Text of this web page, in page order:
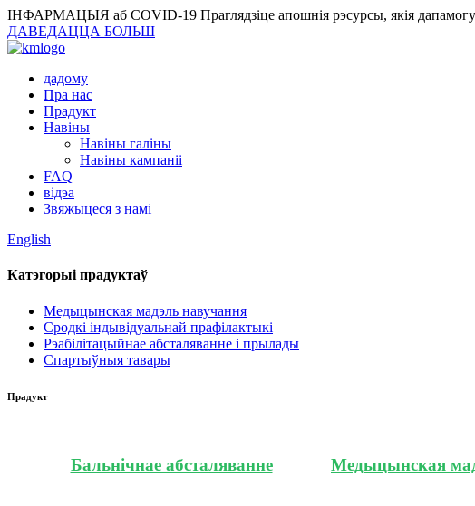
ІНФАРМАЦЫЯ аб COVID-19 Праглядзіце апошнія рэсурсы, якія
ДАВЕДАЦЦА БОЛЬШ
дадому
Пра нас
Прадукт
Навіны
Навіны галіны
Навіны кампаніі
FAQ
відэа
Звяжыцеся з намі
English
Катэгорыі прадуктаў
Медыцынская мадэль навучання
Сродкі індывідуальнай прафілактыкі
Рэабілітацыйнае абсталяванне і прылады
Спартыўныя тавары
Прадукт
Бальнічнае абсталяванне Медыцынская